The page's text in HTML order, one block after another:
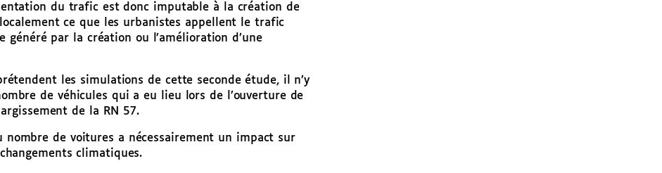
du trafic est donc imputable à la création de
ce que les urbanistes appellent le trafic
par la création ou l’amélioration d’une
les simulations de cette seconde étude, il n’y
de véhicules qui a eu lieu lors de l’ouverture de
de la RN 57.
de voitures a nécessairement un impact sur
climatiques.